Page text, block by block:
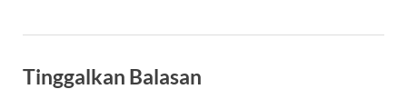
Tinggalkan Balasan